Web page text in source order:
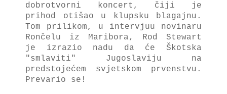
dobrotvorni koncert, čiji je
prihod otišao u klupsku blagajnu.
Tom prilikom, u intervjuu novinaru
Rončelu iz Maribora, Rod Stewart
je izrazio nadu da će Škotska
"smlaviti" Jugoslaviju na
predstojećem svjetskom prvenstvu.
Prevario se!